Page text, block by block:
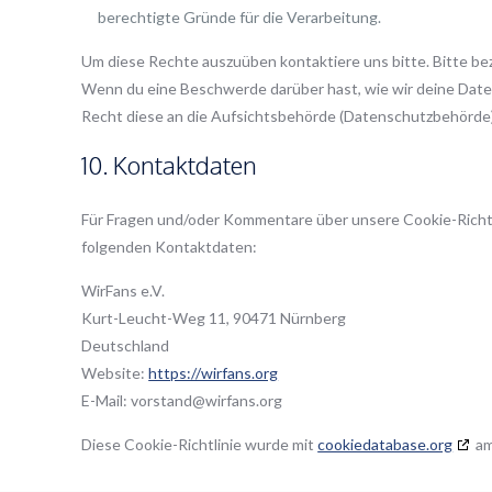
berechtigte Gründe für die Verarbeitung.
Um diese Rechte auszuüben kontaktiere uns bitte. Bitte
Wenn du eine Beschwerde darüber hast, wie wir deine
Recht diese an die Aufsichtsbehörde
10. Kontaktdaten
Für Fragen und/oder Kommentare über unsere Cookie-
folgenden Kontaktdaten:
WirFans e.V.
Kurt-Leucht-Weg 11, 90471 Nürnberg
Deutschland
Website:https://wirfans.org
E-Mail:vorstand@wirfans.org
Diese Cookie-Richtlinie wurde mitcookiedatabase.org